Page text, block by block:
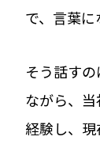
で、言葉に
そう話す
ながら、
経験し、